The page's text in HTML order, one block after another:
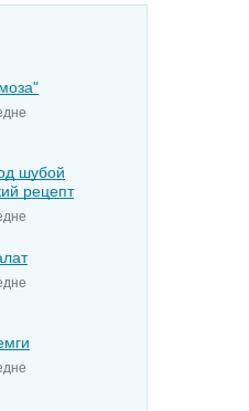
шубой
рецепт